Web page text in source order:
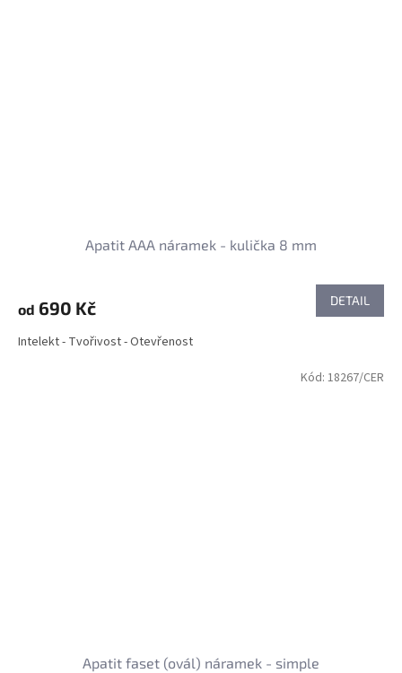
Apatit AAA náramek - kulička 8 mm
od 690 Kč DETAIL
Intelekt - Tvořivost - Otevřenost
Apatit faset (ovál) náramek - simple
Kód: 18267/CER